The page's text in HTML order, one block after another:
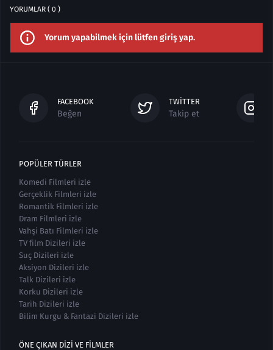
YORUMLAR ( 0 )
Yorum yapabilmek için lütfen giriş yap.
FACEBOOK
Beğen
TWITTER
Takip et
POPÜLER TÜRLER
Komedi Filmleri izle
Gerçeklik Filmleri izle
Romantik Filmleri izle
Dram Filmleri izle
Vahşi Batı Filmleri izle
TV film Dizileri izle
Suç Dizileri izle
Aksiyon Dizileri izle
Talk Dizileri izle
Korku Dizileri izle
Tarih Dizileri izle
Bilim Kurgu & Fantazi Dizileri izle
ÖNE ÇIKAN DIZI VE FILMLER